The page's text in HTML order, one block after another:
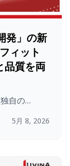
発」の新
ィット
品質を両
自の…
5月 8, 2026